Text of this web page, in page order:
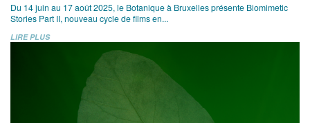
Du 14 juin au 17 août 2025, le Botanique à Bruxelles présente Biomimetic
Stories Part II, nouveau cycle de films en...
LIRE PLUS